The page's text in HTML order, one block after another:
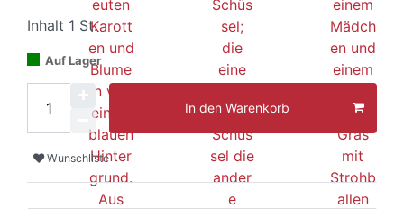
Inhalt 1 St.
Auf Lager
In den Warenkorb
Wunschliste